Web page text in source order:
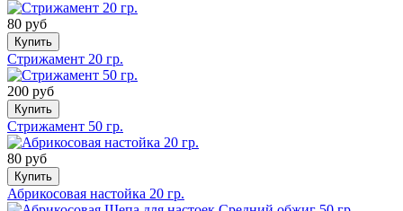
80 руб
Купить
Стрижамент 20 гр.
200 руб
Купить
Стрижамент 50 гр.
80 руб
Купить
Абрикосовая настойка 20 гр.